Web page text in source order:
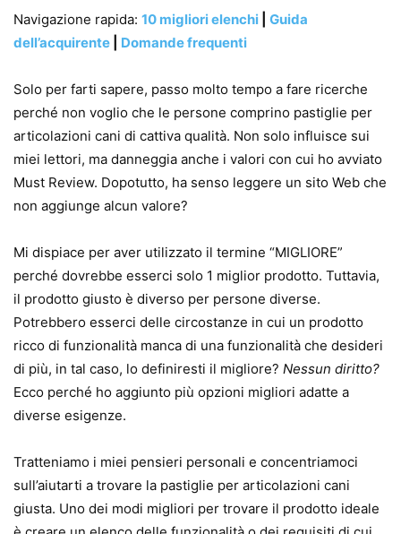
Navigazione rapida: 10 migliori elenchi
Guida
dell’acquirente
Domande frequenti
Solo per farti sapere, passo molto tempo a fare ricerche
perché non voglio che le persone comprino pastiglie per
articolazioni cani di cattiva qualità. Non solo influisce sui
miei lettori, ma danneggia anche i valori con cui ho avviato
Must Review. Dopotutto, ha senso leggere un sito Web che
non aggiunge alcun valore?
Mi dispiace per aver utilizzato il termine “MIGLIORE”
perché dovrebbe esserci solo 1 miglior prodotto. Tuttavia,
il prodotto giusto è diverso per persone diverse.
Potrebbero esserci delle circostanze in cui un prodotto
ricco di funzionalità manca di una funzionalità che desideri
di più, in tal caso, lo definiresti il ​​migliore? Nessun diritto?
Ecco perché ho aggiunto più opzioni migliori adatte a
diverse esigenze.
Tratteniamo i miei pensieri personali e concentriamoci
sull’aiutarti a trovare la pastiglie per articolazioni cani
giusta. Uno dei modi migliori per trovare il prodotto ideale